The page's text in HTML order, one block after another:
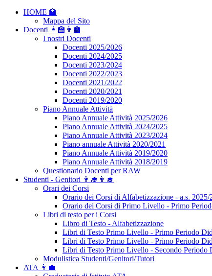
HOME 🏫
Mappa del Sito
Docenti 👩‍🏫👨‍🏫
I nostri Docenti
Docenti 2025/2026
Docenti 2024/2025
Docenti 2023/2024
Docenti 2022/2023
Docenti 2021/2022
Docenti 2020/2021
Docenti 2019/2020
Piano Annuale Attività
Piano Annuale Attività 2025/2026
Piano Annuale Attività 2024/2025
Piano Annuale Attività 2023/2024
Piano annuale Attività 2020/2021
Piano Annuale Attività 2019/2020
Piano Annuale Attività 2018/2019
Questionario Docenti per RAW
Studenti - Genitori 👩‍🎓👨‍🎓
Orari dei Corsi
Orario dei Corsi di Alfabetizzazione - a.s. 2025/
Orario dei Corsi di Primo Livello - Primo
Libri di testo per i Corsi
Libro di Testo - Alfabetizzazione
Libri di Testo Primo Livello - Primo Periodo
Libri di Testo Primo Livello - Primo Periodo
Libri di Testo Primo Livello - Secondo Periodo
Modulistica Studenti/Genitori/Tutori
ATA 👩‍💼